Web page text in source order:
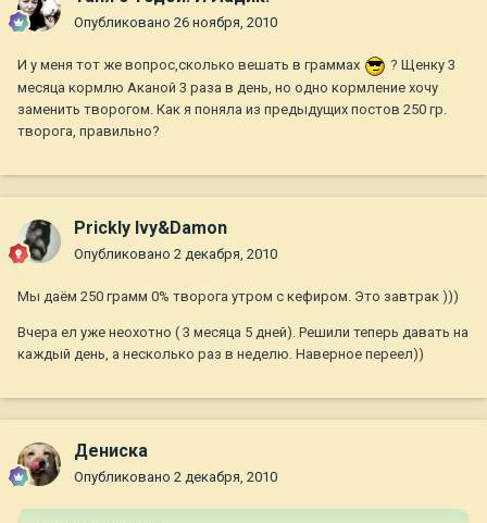
Опубликовано 26 ноября, 2010
И у меня тот же вопрос,сколько вешать в граммах
? Щенку 3
месяца кормлю Аканой 3 раза в день, но одно кормление хочу
заменить творогом. Как я поняла из предыдущих постов 250 гр.
творога, правильно?
Prickly Ivy&Damon
Опубликовано 2 декабря, 2010
Мы даём 250 грамм 0% творога утром с кефиром. Это завтрак )))
Вчера ел уже неохотно ( 3 месяца 5 дней). Решили теперь давать на
каждый день, а несколько раз в неделю. Наверное переел))
Дениска
Опубликовано 2 декабря, 2010